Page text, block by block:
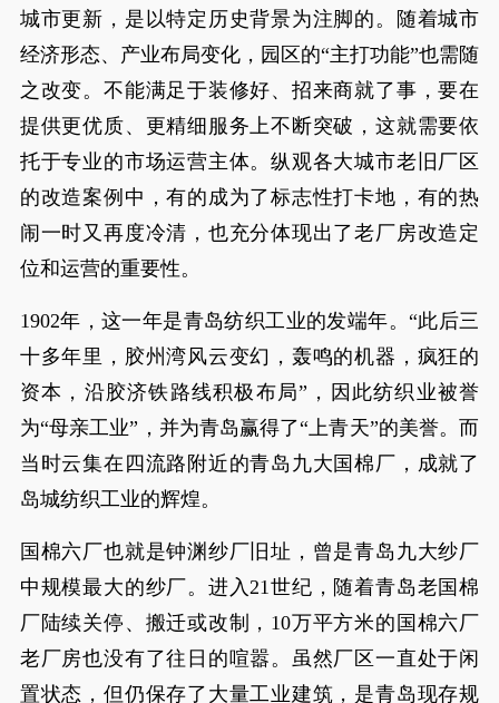
城市更新，是以特定历史背景为注脚的。随着城市
经济形态、产业布局变化，园区的“主打功能”也需随
之改变。不能满足于装修好、招来商就了事，要在
提供更优质、更精细服务上不断突破，这就需要依
托于专业的市场运营主体。纵观各大城市老旧厂区
的改造案例中，有的成为了标志性打卡地，有的热
闹一时又再度冷清，也充分体现出了老厂房改造定
位和运营的重要性。
1902年，这一年是青岛纺织工业的发端年。“此后三
十多年里，胶州湾风云变幻，轰鸣的机器，疯狂的
资本，沿胶济铁路线积极布局”，因此纺织业被誉
为“母亲工业”，并为青岛赢得了“上青天”的美誉。而
当时云集在四流路附近的青岛九大国棉厂，成就了
岛城纺织工业的辉煌。
国棉六厂也就是钟渊纱厂旧址，曾是青岛九大纱厂
中规模最大的纱厂。进入21世纪，随着青岛老国棉
厂陆续关停、搬迁或改制，10万平方米的国棉六厂
老厂房也没有了往日的喧嚣。虽然厂区一直处于闲
置状态，但仍保存了大量工业建筑，是青岛现存规